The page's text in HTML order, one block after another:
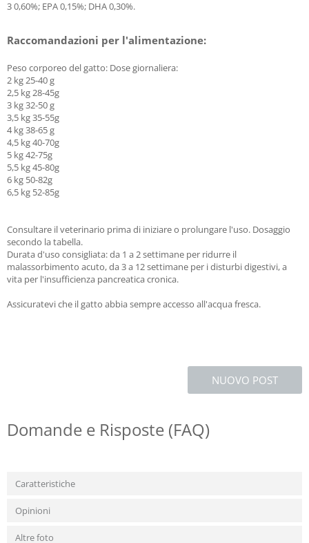
3 0,60%; EPA 0,15%; DHA 0,30%.
Raccomandazioni per l'alimentazione:
Peso corporeo del gatto: Dose giornaliera:
2 kg 25-40 g
2,5 kg 28-45g
3 kg 32-50 g
3,5 kg 35-55g
4 kg 38-65 g
4,5 kg 40-70g
5 kg 42-75g
5,5 kg 45-80g
6 kg 50-82g
6,5 kg 52-85g
Consultare il veterinario prima di iniziare o prolungare l'uso. Dosaggio
secondo la tabella.
Durata d'uso consigliata: da 1 a 2 settimane per ridurre il
malassorbimento acuto, da 3 a 12 settimane per i disturbi digestivi, a
vita per l'insufficienza pancreatica cronica.
Assicuratevi che il gatto abbia sempre accesso all'acqua fresca.
NUOVO POST
Domande e Risposte (FAQ)
Caratteristiche
Opinioni
Altre foto